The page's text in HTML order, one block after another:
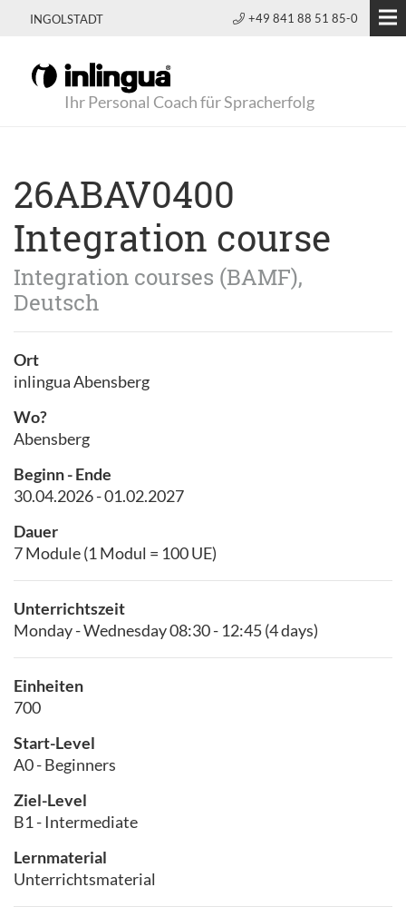
INGOLSTADT +49 841 88 51 85-0
Ihr Personal Coach für Spracherfolg
26ABAV0400
Integration course
Integration courses (BAMF),
Deutsch
Ort
inlingua Abensberg
Wo?
Abensberg
Beginn - Ende
30.04.2026 - 01.02.2027
Dauer
7 Module (1 Modul = 100 UE)
Unterrichtszeit
Monday - Wednesday 08:30 - 12:45 (4 days)
Einheiten
700
Start-Level
A0 - Beginners
Ziel-Level
B1 - Intermediate
Lernmaterial
Unterrichtsmaterial